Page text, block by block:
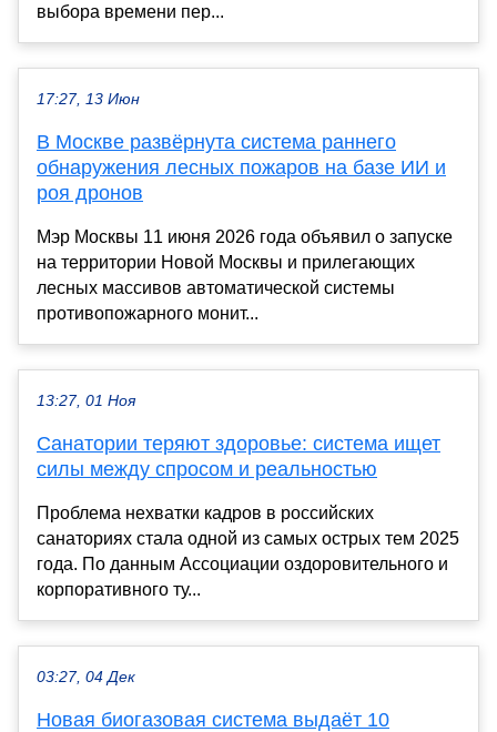
выбора времени пер...
17:27, 13 Июн
В Москве развёрнута система раннего
обнаружения лесных пожаров на базе ИИ и
роя дронов
Мэр Москвы 11 июня 2026 года объявил о запуске
на территории Новой Москвы и прилегающих
лесных массивов автоматической системы
противопожарного монит...
13:27, 01 Ноя
Санатории теряют здоровье: система ищет
силы между спросом и реальностью
Проблема нехватки кадров в российских
санаториях стала одной из самых острых тем 2025
года. По данным Ассоциации оздоровительного и
корпоративного ту...
03:27, 04 Дек
Новая биогазовая система выдаёт 10